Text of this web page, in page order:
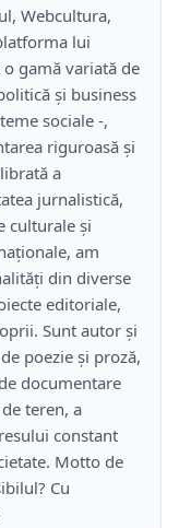
Webcultura,
lui
o gamă variată de
și business
sociale -,
riguroasă și
a
jurnalistică,
culturale și
am
din diverse
editoriale,
Sunt autor și
poezie și proză,
documentare
teren, a
constant
Motto de
Cu